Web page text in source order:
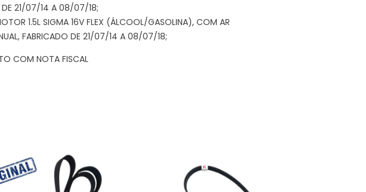
DE 21/07/14 A 08/07/18;
1.5L SIGMA 16V FLEX (ÁLCOOL/GASOLINA), COM AR
FABRICADO DE 21/07/14 A 08/07/18;
COM NOTA FISCAL